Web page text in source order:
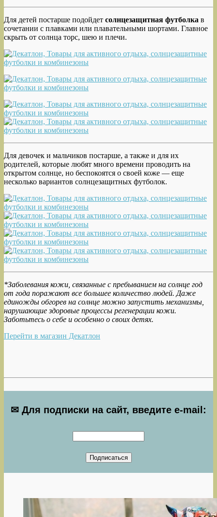
Для детей постарше подойдет солнцезащитная футболка в
сочетании с плавками или плавательными шортами. Главное
скрыть от солнца торс, шею и плечи.
Для девочек и мальчиков постарше, а также и для их
родителей, которые любят много времени проводить на
открытом солнце, но беспокоятся о своей коже — еще
несколько вариантов солнцезащитных футболок.
*Заболевания кожи, связанные с пребыванием на солнце год
от года поражают все большее количество людей. Даже
единожды обгорев на солнце можно запустить механизмы,
нарушающие здоровые процессы регенерации кожи.
Заботьтесь о себе и особенно о своих детях.
Перейти в магазин Декатлон
✉ Для подписки на сайт, введите e-mail: